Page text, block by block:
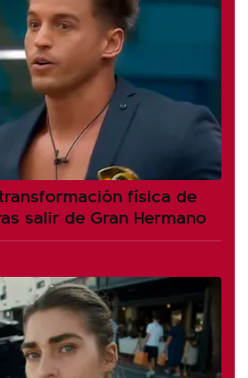
física de
salir de Gran Hermano